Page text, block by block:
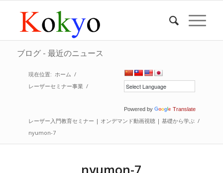
ブログ - 最近のニュース
Powered by Translate
現在位置: ホーム /
レーザーセミナー事業 /
レーザー入門教育セミナー | オンデマンド動画視聴 | 基礎から学ぶ /
nyumon-7
nyumon-7